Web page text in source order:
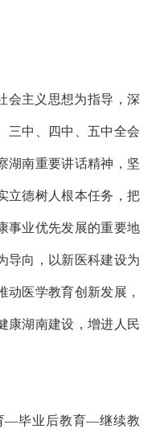
会主义思想为指导，深
三中、四中、五中全会
湖南重要讲话精神，坚
立德树人根本任务，把
事业优先发展的重要地
导向，以新医科建设为
动医学教育创新发展，
康湖南建设，增进人民
—毕业后教育—继续教